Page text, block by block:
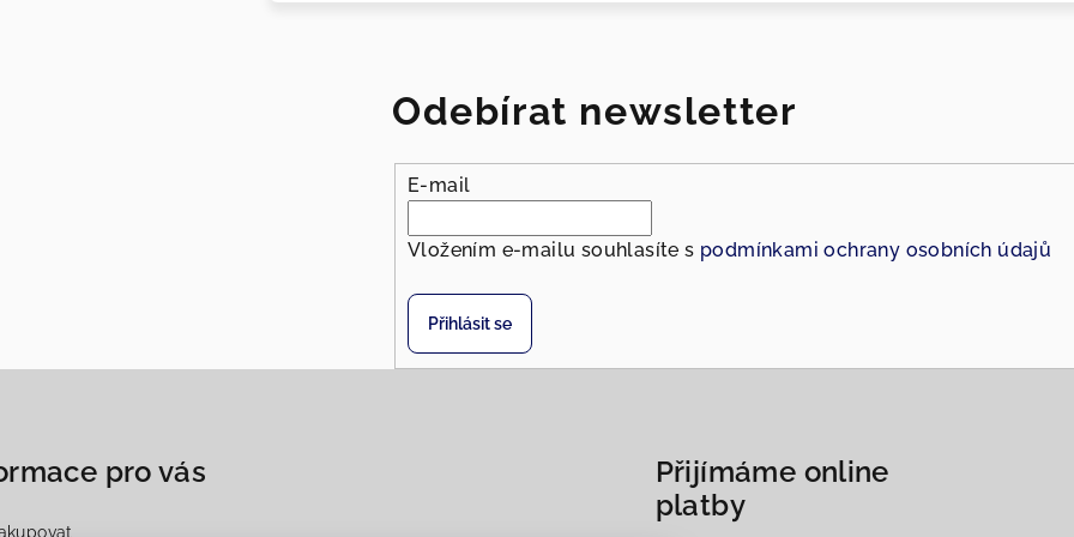
Odebírat newsletter
E-mail
Vložením e-mailu souhlasíte s podmínkami ochrany osobních údajů
Přihlásit se
pro vás
Přijímáme online
platby